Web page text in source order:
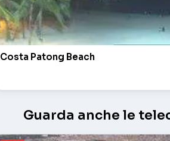
Costa Patong Beach
Guarda anche le